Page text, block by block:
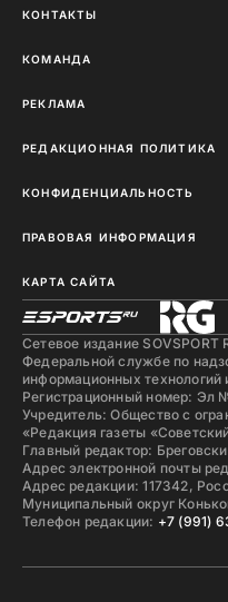
КОНТАКТЫ
КОМАНДА
РЕКЛАМА
РЕДАКЦИОННАЯ ПОЛИТИКА
КОНФИДЕНЦИАЛЬНОСТЬ
ПРАВОВАЯ ИНФОРМАЦИЯ
КАРТА САЙТА
Сетевое издание SOVSPORT
Федеральной службе по
информационных
Регистрационный номер: Эл
Учредитель: Общество с
«Редакция газеты
Главный редактор:
Адрес электронной почты
Адрес редакции: 117342,
Муниципальный округ
Телефон редакции: +7 (991)